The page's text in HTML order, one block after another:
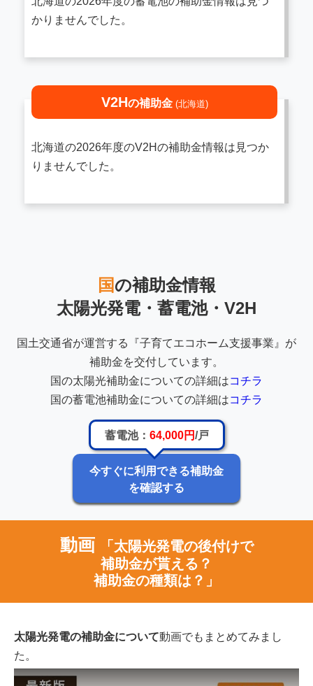
かりませんでした。
V2Hの補助金 (北海道)
北海道の2026年度のV2Hの補助金情報は見つか
りませんでした。
国の補助金情報
太陽光発電・蓄電池・V2H
国土交通省が運営する『子育てエコホーム支援事業』が
補助金を交付しています。
国の太陽光補助金についての詳細はコチラ
国の蓄電池補助金についての詳細はコチラ
蓄電池： 64,000円/戸
今すぐに利用できる補助金
を確認する
動画
「太陽光発電の後付けで
補助金が貰える？
補助金の種類は？」
太陽光発電の補助金について動画でもまとめてみまし
た。